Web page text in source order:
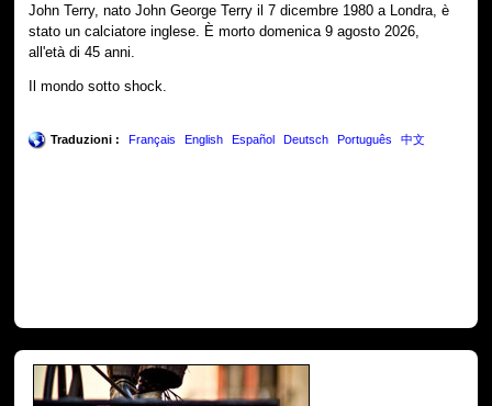
John Terry, nato John George Terry il 7 dicembre 1980 a Londra, è
stato un calciatore inglese. È morto domenica 9 agosto 2026,
all'età di 45 anni.
Il mondo sotto shock.
Traduzioni : Français English Español Deutsch Português 中文